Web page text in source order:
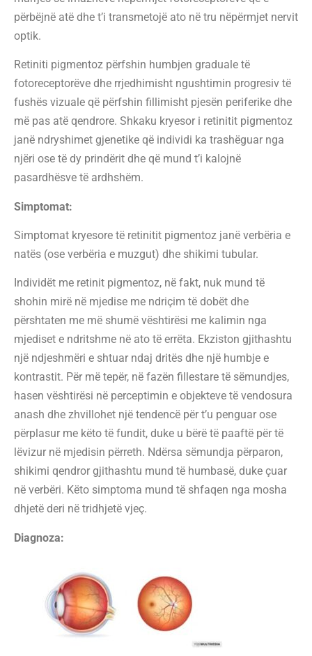
përbëjnë atë dhe t’i transmetojë ato në tru nëpërmjet nervit
optik.
Retiniti pigmentoz përfshin humbjen graduale të
fotoreceptorëve dhe rrjedhimisht ngushtimin progresiv të
fushës vizuale që përfshin fillimisht pjesën periferike dhe
më pas atë qendrore. Shkaku kryesor i retinitit pigmentoz
janë ndryshimet gjenetike që individi ka trashëguar nga
njëri ose të dy prindërit dhe që mund t’i kalojnë
pasardhësve të ardhshëm.
Simptomat:
Simptomat kryesore të retinitit pigmentoz janë verbëria e
natës (ose verbëria e muzgut) dhe shikimi tubular.
Individët me retinit pigmentoz, në fakt, nuk mund të
shohin mirë në mjedise me ndriçim të dobët dhe
përshtaten me më shumë vështirësi me kalimin nga
mjediset e ndritshme në ato të errëta. Ekziston gjithashtu
një ndjeshmëri e shtuar ndaj dritës dhe një humbje e
kontrastit. Për më tepër, në fazën fillestare të sëmundjes,
hasen vështirësi në perceptimin e objekteve të vendosura
anash dhe zhvillohet një tendencë për t’u penguar ose
përplasur me këto të fundit, duke u bërë të paaftë për të
lëvizur në mjedisin përreth. Ndërsa sëmundja përparon,
shikimi qendror gjithashtu mund të humbasë, duke çuar
në verbëri. Këto simptoma mund të shfaqen nga mosha
dhjetë deri në tridhjetë vjeç.
Diagnoza: